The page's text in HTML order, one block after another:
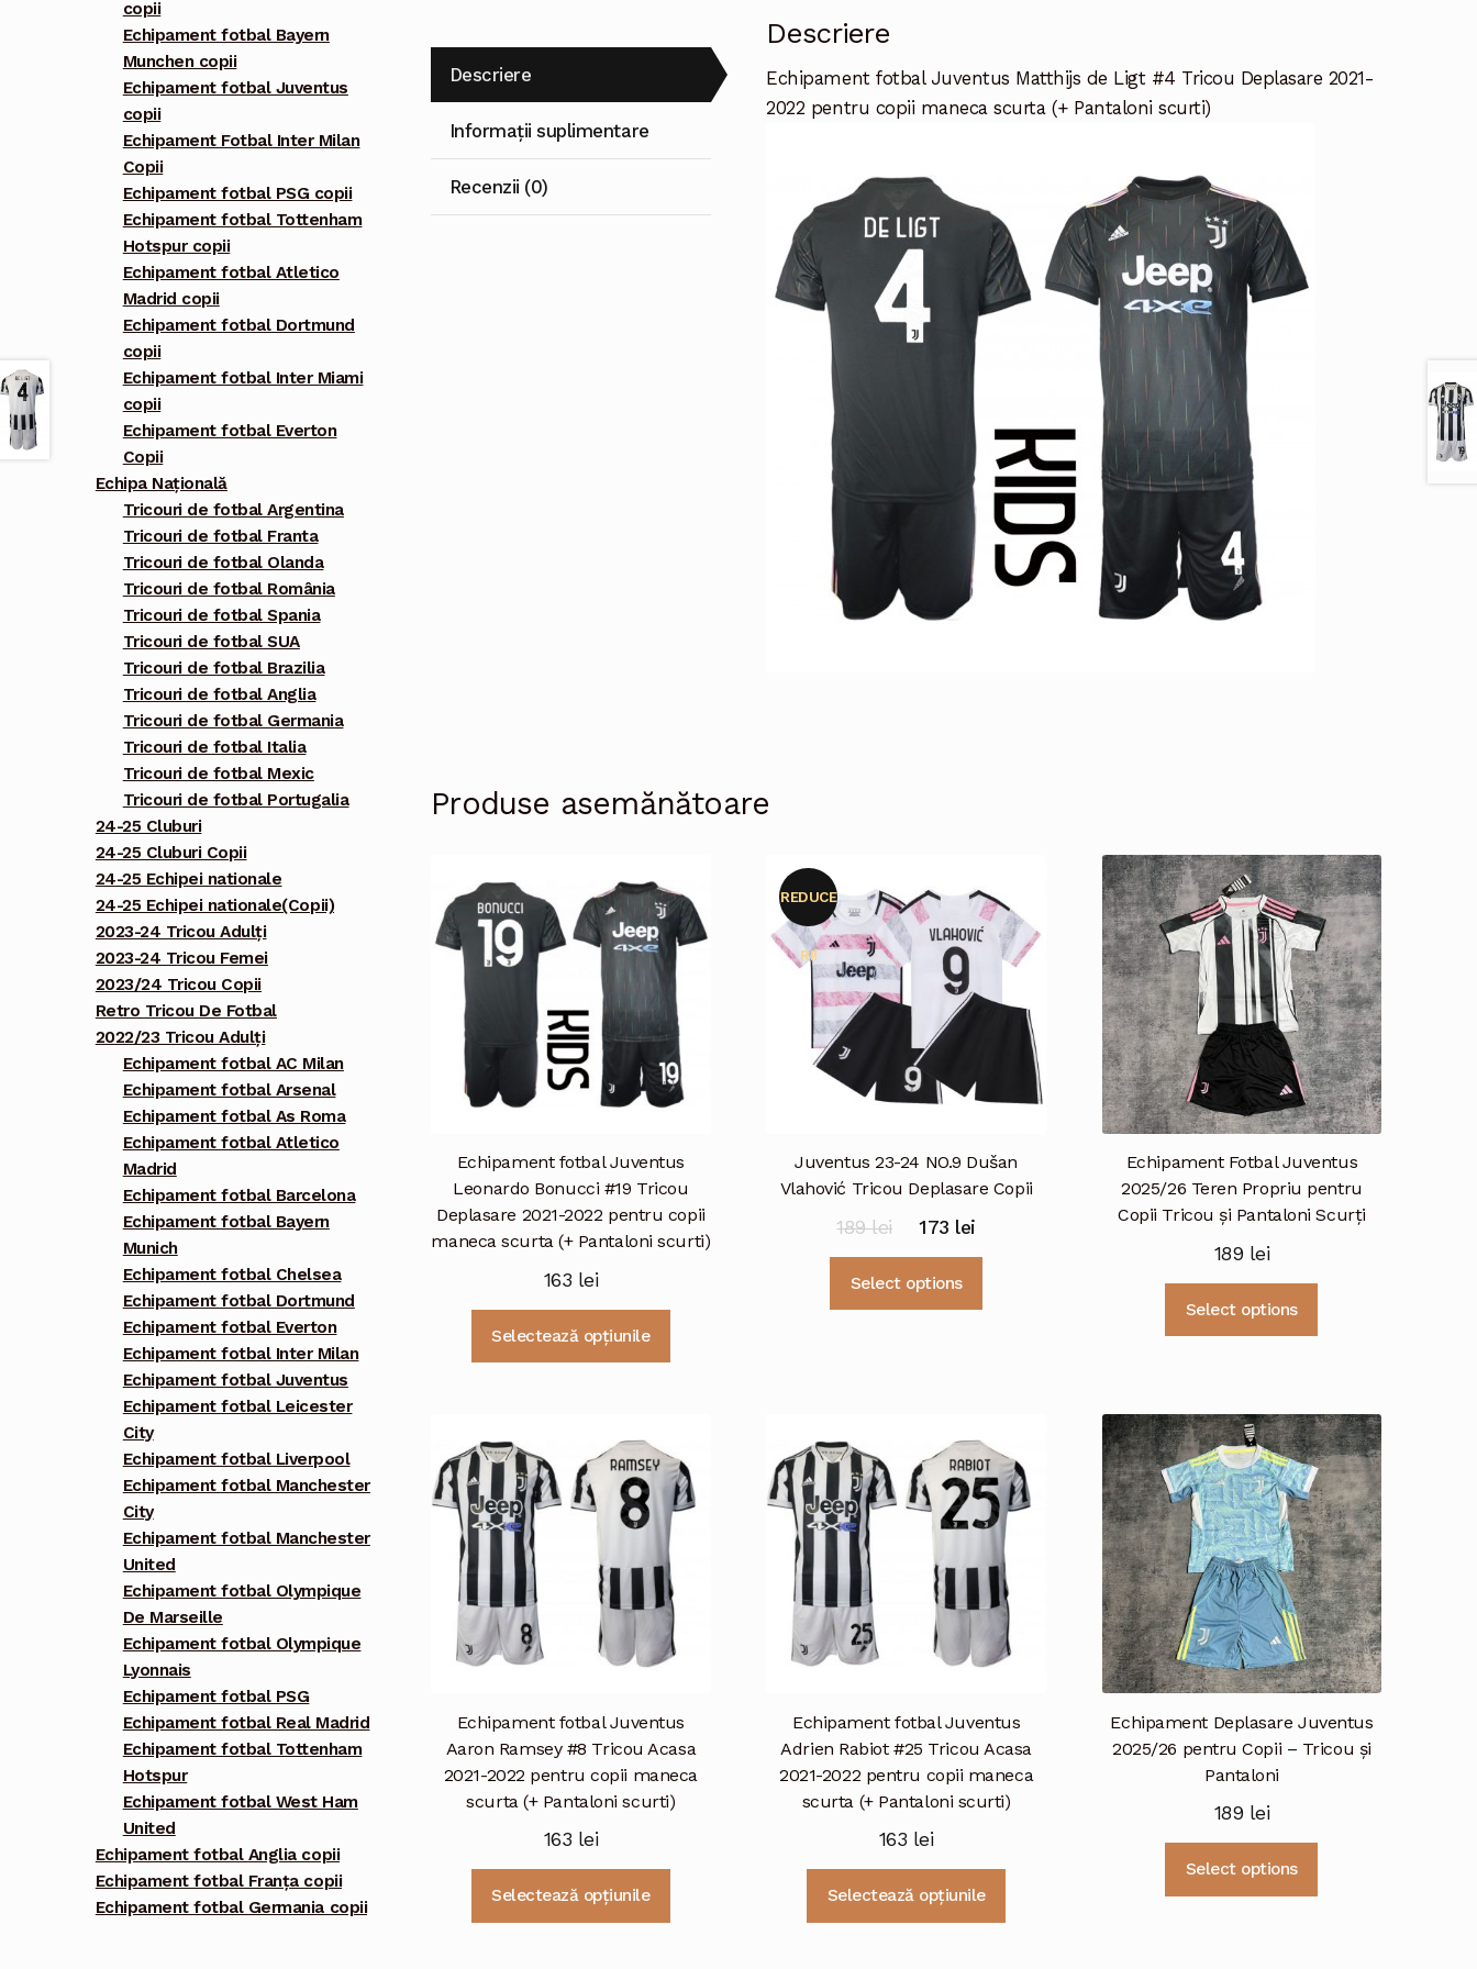
Pantaloni
scurti)
Descriere
Informații suplimentare
Recenzii (0)
Descriere
Echipament fotbal Juventus Matthijs de Ligt #4 Tricou Deplasare 2021-
2022 pentru copii maneca scurta (+ Pantaloni scurti)
Produse asemănătoare
Echipament fotbal Juventus
Leonardo Bonucci #19 Tricou
Deplasare 2021-2022 pentru copii
maneca scurta (+ Pantaloni scurti)
163 lei
Selectează opțiunile
variații.
Opțiunile
pot
fi
alese
în
pagina
produsului.
Juventus 23-24 NO.9 Dušan
Vlahović Tricou Deplasare Copii
REDUCE
RI!
189lei
Prețul
inițial
a
173 leiPrețul
curent
Select options
pot
fi
alese
în
pagina
produsului.
Echipament Fotbal Juventus
2025/26 Teren Propriu pentru
Copii Tricou și Pantaloni Scurți
189 lei
Select options
variații.
Opțiunile
pot
fi
alese
în
pagina
produsului.
Echipament fotbal Juventus
Aaron Ramsey #8 Tricou Acasa
2021-2022 pentru copii maneca
scurta (+ Pantaloni scurti)
163 lei
Selectează opțiunile
Echipament fotbal Juventus
Adrien Rabiot #25 Tricou Acasa
2021-2022 pentru copii maneca
scurta (+ Pantaloni scurti)
163 lei
Selectează opțiunile
Echipament Deplasare Juventus
2025/26 pentru Copii – Tricou și
Pantaloni
189 lei
Select options
copii
Echipament fotbal Bayern
Munchen copii
Echipament fotbal Juventus
copii
Echipament Fotbal Inter Milan
Copii
Echipament fotbal PSG copii
Echipament fotbal Tottenham
Hotspur copii
Echipament fotbal Atletico
Madrid copii
Echipament fotbal Dortmund
copii
Echipament fotbal Inter Miami
copii
Echipament fotbal Everton
Copii
Echipa Națională
Tricouri de fotbal Argentina
Tricouri de fotbal Franta
Tricouri de fotbal Olanda
Tricouri de fotbal România
Tricouri de fotbal Spania
Tricouri de fotbal SUA
Tricouri de fotbal Brazilia
Tricouri de fotbal Anglia
Tricouri de fotbal Germania
Tricouri de fotbal Italia
Tricouri de fotbal Mexic
Tricouri de fotbal Portugalia
24-25 Cluburi
24-25 Cluburi Copii
24-25 Echipei nationale
24-25 Echipei nationale(Copii)
2023-24 Tricou Adulți
2023-24 Tricou Femei
2023/24 Tricou Copii
Retro Tricou De Fotbal
2022/23 Tricou Adulți
Echipament fotbal AC Milan
Echipament fotbal Arsenal
Echipament fotbal As Roma
Echipament fotbal Atletico
Madrid
Echipament fotbal Barcelona
Echipament fotbal Bayern
Munich
Echipament fotbal Chelsea
Echipament fotbal Dortmund
Echipament fotbal Everton
Echipament fotbal Inter Milan
Echipament fotbal Juventus
Echipament fotbal Leicester
City
Echipament fotbal Liverpool
Echipament fotbal Manchester
City
Echipament fotbal Manchester
United
Echipament fotbal Olympique
De Marseille
Echipament fotbal Olympique
Lyonnais
Echipament fotbal PSG
Echipament fotbal Real Madrid
Echipament fotbal Tottenham
Hotspur
Echipament fotbal West Ham
United
Echipament fotbal Anglia copii
Echipament fotbal Franța copii
Echipament fotbal Germania copii